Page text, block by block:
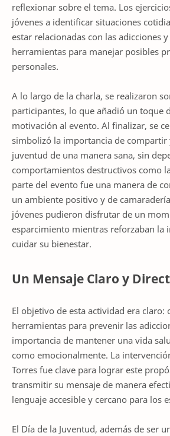
reflexionar sobre el tema. Los
jóvenes a identificar situaciones
estar relacionadas con las adicciones
herramientas para manejar posibles
personales.
A lo largo de la charla, se realizaron
participantes, lo que añadió un toque
motivación al evento. Al finalizar, se
simbolizó la importancia de compartir
juventud de una manera sana, sin
comportamientos destructivos como
parte del evento fue una manera de
un ambiente positivo y de
jóvenes pudieron disfrutar de un
esparcimiento mientras reforzaban la
cuidar su bienestar.
Un Mensaje Claro y
El objetivo de esta actividad era claro:
herramientas para prevenir las
importancia de mantener una vida
como emocionalmente. La
Torres fue clave para lograr este
transmitir su mensaje de manera
lenguaje accesible y cercano para los
El Día de la Juventud, además de ser